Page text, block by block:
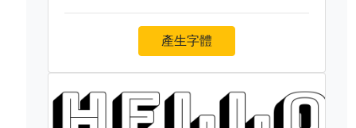
產生字體